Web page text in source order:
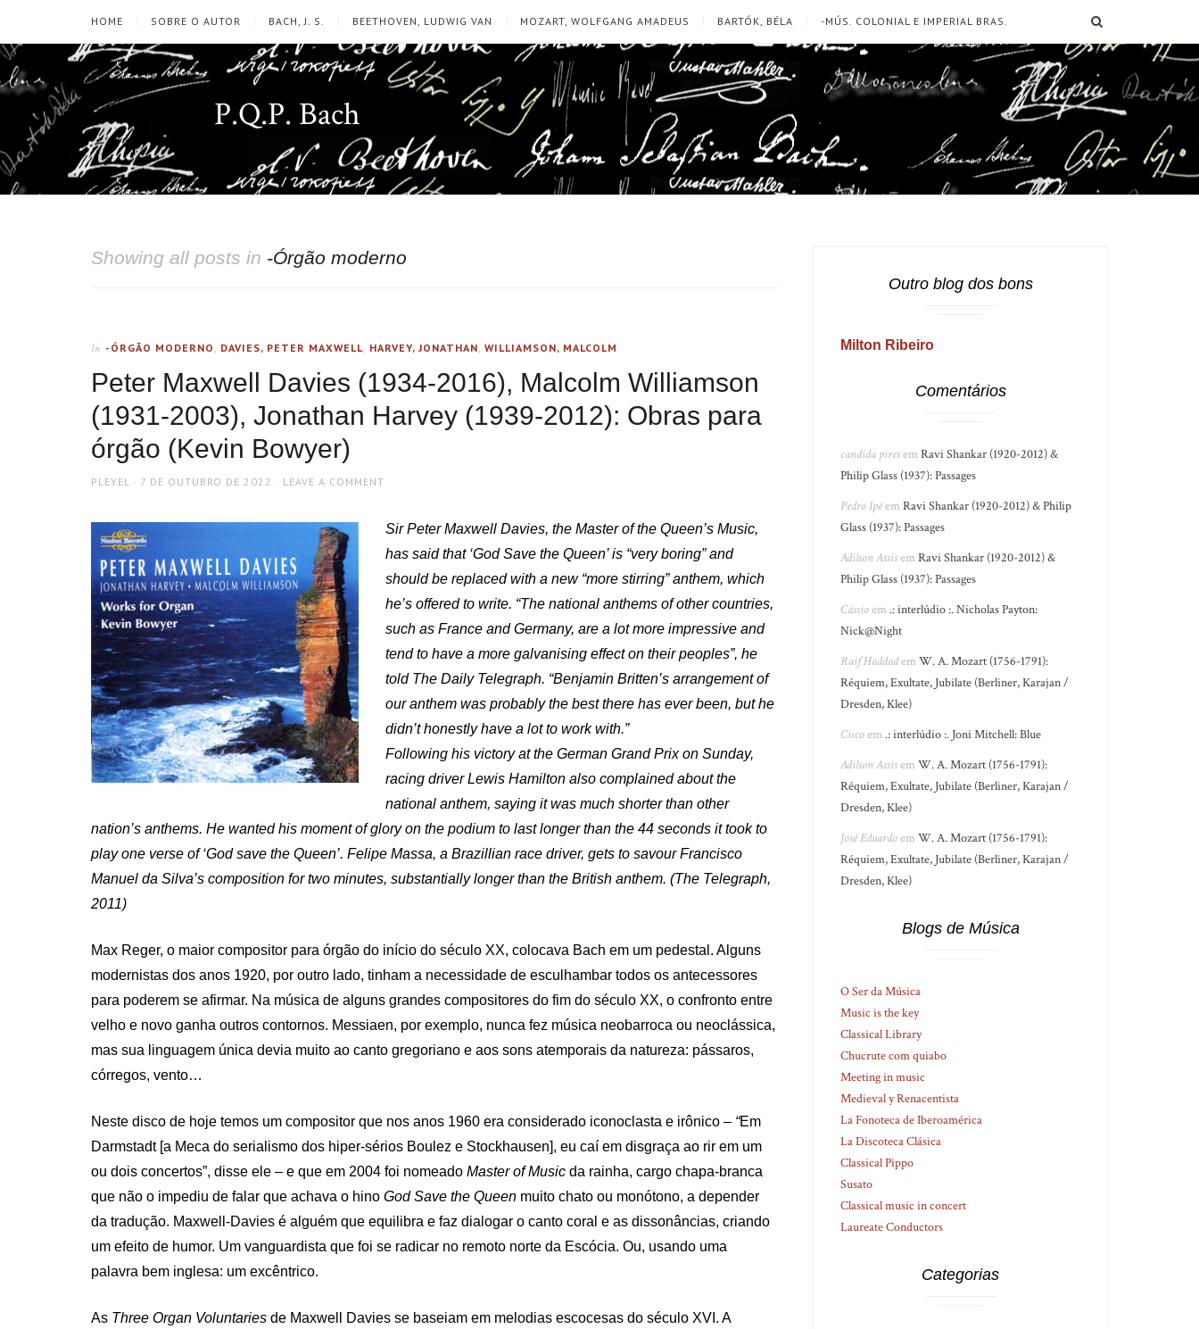
HOME SOBRE O AUTOR BACH, J. S. BEETHOVEN, LUDWIG VAN MOZART, WOLFGANG AMADEUS BARTÓK, BÉLA -MÚS. COLONIAL E IMPERIAL BRAS.
P.Q.P. Bach
Showing all posts in -Órgão moderno
In -ÓRGÃO MODERNO DAVIES, PETER MAXWELL HARVEY, JONATHAN WILLIAMSON, MALCOLM
Peter Maxwell Davies (1934-2016), Malcolm Williamson
(1931-2003), Jonathan Harvey (1939-2012): Obras para
órgão (Kevin Bowyer)
AUTHOR
PLEYEL
POSTED
7 DE OUTUBRO DE 2022 LEAVE A COMMENT
Sir Peter Maxwell Davies, the Master of the Queen’s Music,
has said that ‘God Save the Queen’ is “very boring” and
should be replaced with a new “more stirring” anthem, which
he’s offered to write. “The national anthems of other countries,
such as France and Germany, are a lot more impressive and
tend to have a more galvanising effect on their peoples”, he
told The Daily Telegraph. “Benjamin Britten’s arrangement of
our anthem was probably the best there has ever been, but he
didn’t honestly have a lot to work with.”
Following his victory at the German Grand Prix on Sunday,
racing driver Lewis Hamilton also complained about the
national anthem, saying it was much shorter than other
nation’s anthems. He wanted his moment of glory on the podium to last longer than the 44 seconds it took to
play one verse of ‘God save the Queen’. Felipe Massa, a Brazillian race driver, gets to savour Francisco
Manuel da Silva’s composition for two minutes, substantially longer than the British anthem. (The Telegraph,
2011)
Max Reger, o maior compositor para órgão do início do século XX, colocava Bach em um pedestal. Alguns
modernistas dos anos 1920, por outro lado, tinham a necessidade de esculhambar todos os antecessores
para poderem se afirmar. Na música de alguns grandes compositores do fim do século XX, o confronto entre
velho e novo ganha outros contornos. Messiaen, por exemplo, nunca fez música neobarroca ou neoclássica,
mas sua linguagem única devia muito ao canto gregoriano e aos sons atemporais da natureza: pássaros,
córregos, vento…
Neste disco de hoje temos um compositor que nos anos 1960 era considerado iconoclasta e irônico – “Em
Darmstadt [a Meca do serialismo dos hiper-sérios Boulez e Stockhausen], eu caí em disgraça ao rir em um
ou dois concertos”, disse ele – e que em 2004 foi nomeado Master of Music da rainha, cargo chapa-branca
que não o impediu de falar que achava o hino God Save the Queen muito chato ou monótono, a depender
da tradução. Maxwell-Davies é alguém que equilibra e faz dialogar o canto coral e as dissonâncias, criando
um efeito de humor. Um vanguardista que foi se radicar no remoto norte da Escócia. Ou, usando uma
palavra bem inglesa: um excêntrico.
As Three Organ Voluntaries de Maxwell Davies se baseiam em melodias escocesas do século XVI. A
Outro blog dos bons
Milton Ribeiro
Comentários
candida piresemRavi Shankar (1920-2012) &
Philip Glass (1937): Passages
Pedro IpêemRavi Shankar (1920-2012) & Philip
Glass (1937): Passages
Adilson AssisemRavi Shankar (1920-2012) &
Philip Glass (1937): Passages
Cássioem .: interlúdio :. Nicholas Payton:
Nick@Night
Raif HaddademW. A. Mozart (1756-1791):
Réquiem, Exultate, Jubilate (Berliner, Karajan /
Dresden, Klee)
Ciscoem .: interlúdio :. Joni Mitchell: Blue
Adilson AssisemW. A. Mozart (1756-1791):
Réquiem, Exultate, Jubilate (Berliner, Karajan /
Dresden, Klee)
José EduardoemW. A. Mozart (1756-1791):
Réquiem, Exultate, Jubilate (Berliner, Karajan /
Dresden, Klee)
Blogs de Música
O Ser da Música
Music is the key
Classical Library
Chucrute com quiabo
Meeting in music
Medieval y Renacentista
La Fonoteca de Iberoamérica
La Discoteca Clásica
Classical Pippo
Susato
Classical music in concert
Laureate Conductors
Categorias